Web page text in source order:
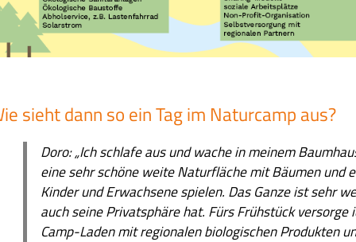
sieht dann so ein Tag im Naturcamp aus?
Doro:„Ich schlafe ausund wachein meinemB
eine sehr schöne weiteNaturfläche mitBäumen und
Kinder undErwachsene spielen. DasGanze ist sehr
auch seinePrivatsphäre hat. Fürs Frühstück versorge
Camp-Laden mit regionalen biologischenProdukten